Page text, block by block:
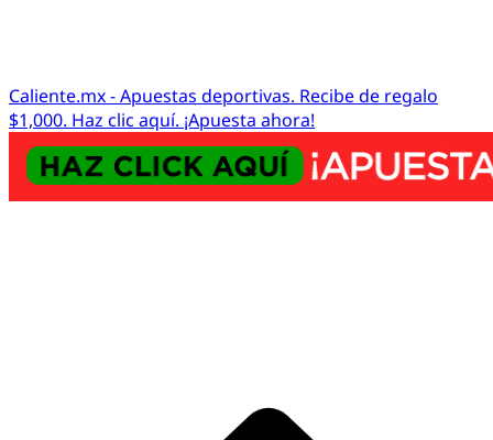
Caliente.mx - Apuestas deportivas. Recibe de regalo
$1,000. Haz clic aquí. ¡Apuesta ahora!